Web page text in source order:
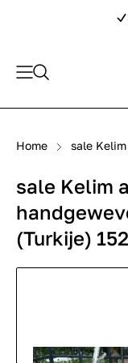
Home sale
sale Kelim
(Turkije)